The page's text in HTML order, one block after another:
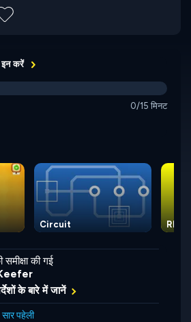
इन करें
0/15 मिनट
Circuit
की गई
के बारे में जानें
सार पहेली